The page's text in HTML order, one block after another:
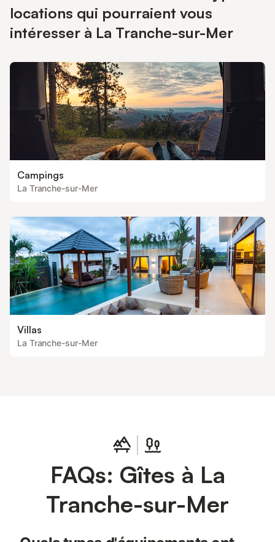
locations qui pourraient vous
intéresser à La Tranche-sur-Mer
Campings
La Tranche-sur-Mer
Villas
La Tranche-sur-Mer
FAQs: Gîtes à La
Tranche-sur-Mer